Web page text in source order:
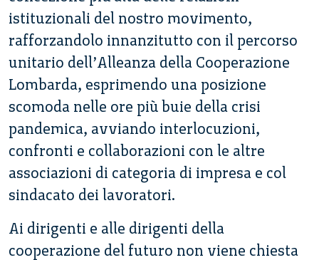
istituzionali del nostro movimento,
rafforzandolo innanzitutto con il percorso
unitario dell’Alleanza della Cooperazione
Lombarda, esprimendo una posizione
scomoda nelle ore più buie della crisi
pandemica, avviando interlocuzioni,
confronti e collaborazioni con le altre
associazioni di categoria di impresa e col
sindacato dei lavoratori.
Ai dirigenti e alle dirigenti della
cooperazione del futuro non viene chiesta